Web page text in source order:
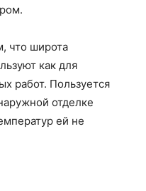
что широта
как для
работ. Пользуется
отделке
ей не